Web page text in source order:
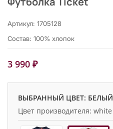
Артикул: 1705128
Состав: 100% хлопок
3 990 ₽
ВЫБРАННЫЙ ЦВЕТ: БЕЛЫЙ
Цвет производителя: white